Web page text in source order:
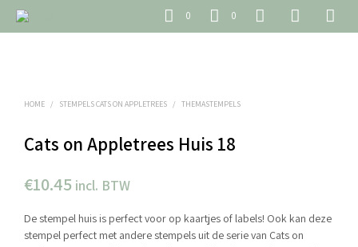
0 0
HOME / STEMPELS CATS ON APPLETREES / THEMASTEMPELS
Cats on Appletrees Huis 18
€10.45 incl. BTW
De stempel huis is perfect voor op kaartjes of labels! Ook kan deze
stempel perfect met andere stempels uit de serie van Cats on